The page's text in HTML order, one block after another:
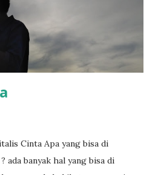
orang dibioskop dan
karena respon postif dari
dari masa depan bercerita
Cinta Apa yang bisa di
ada banyak hal yang bisa di